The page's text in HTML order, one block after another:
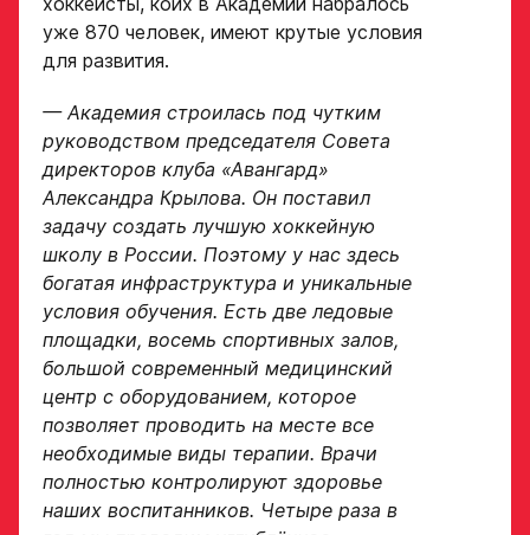
уже 870 человек, имеют крутые условия
для развития.
— Академия строилась под чутким
руководством председателя Совета
директоров клуба «Авангард»
Александра Крылова. Он поставил
задачу создать лучшую хоккейную
школу в России. Поэтому у нас здесь
богатая инфраструктура и уникальные
условия обучения. Есть две ледовые
площадки, восемь спортивных залов,
большой современный медицинский
центр с оборудованием, которое
позволяет проводить на месте все
необходимые виды терапии. Врачи
полностью контролируют здоровье
наших воспитанников. Четыре раза в